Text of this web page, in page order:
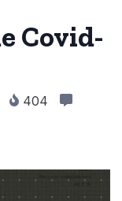
Covid-
404